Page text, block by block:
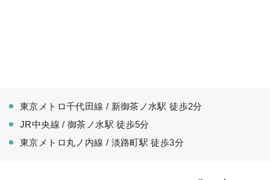
東京メトロ千代田線 / 新御茶ノ水駅 徒歩2分
JR中央線 / 御茶ノ水駅 徒歩5分
東京メトロ丸ノ内線 / 淡路町駅 徒歩3分